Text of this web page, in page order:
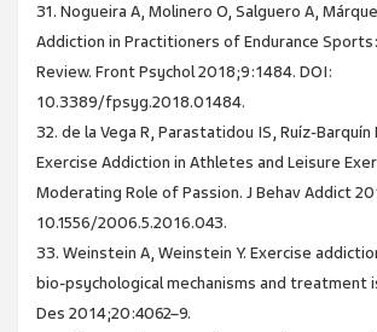
31. Nogueira A, Molinero O, Salguero A,
Addiction in Practitioners of Endurance
Review. Front Psychol 2018;9:1484. DOI:
10.3389/fpsyg.2018.01484.
32. de la Vega R, Parastatidou IS, Ruíz-Barquín
Exercise Addiction in Athletes and Leisure
Moderating Role of Passion. J Behav Addict
10.1556/2006.5.2016.043.
33. Weinstein A, Weinstein Y. Exercise
bio-psychological mechanisms and treatment
Des 2014;20:4062–9.